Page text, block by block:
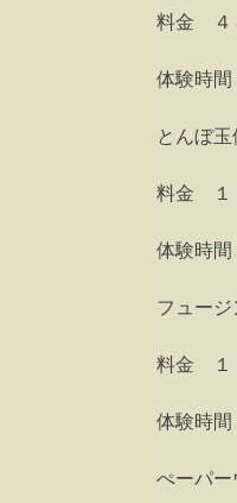
料金 ４
体験時
とんぼ玉
料金 １
体験時
フュー
料金 １
体験時
ぺーパー